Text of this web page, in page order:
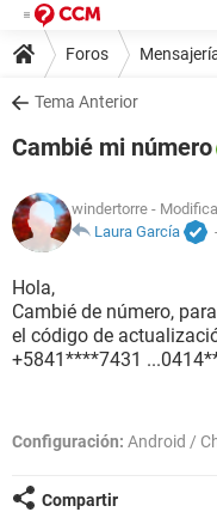
Foros
Tema Anterior
Cambié mi número
windertorre -
Laura García
Hola,
Cambié de número,
el código de
+5841****7431
Configuración: Android /
Compartir